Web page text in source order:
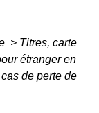
> Titres, carte
étranger en
de perte de